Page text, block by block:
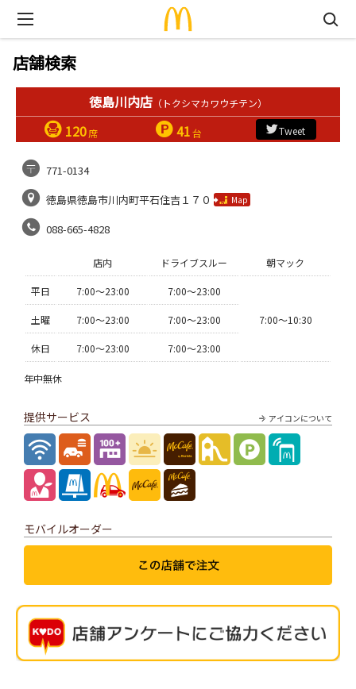
店舗検索
徳島川内店 （トクシマカワウチテン）
120 席 41台 Tweet
771-0134
徳島県徳島市川内町平石住吉１７０
Map
088-665-4828
店内 ドライブスルー 朝マック
平日 7:00〜23:00 7:00〜23:00
7:00〜10:30
土曜 7:00〜23:00 7:00〜23:00
休日 7:00〜23:00 7:00〜23:00
年中無休
アイコンについて
提供サービス
モバイルオーダー